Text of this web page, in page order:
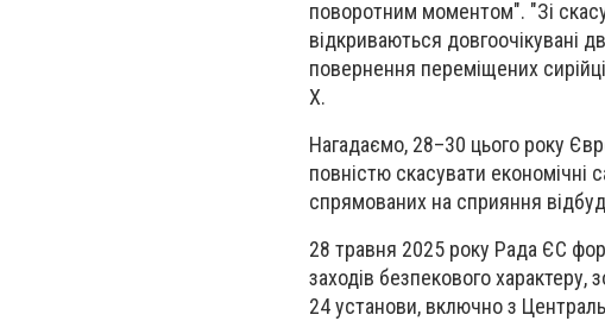
поворотним моментом". "Зі
відкриваються довгоочікувані
повернення переміщених
X.
Нагадаємо, 28–30 цього року
повністю скасувати економічні
спрямованих на сприяння
28 травня 2025 року Рада ЄС
заходів безпекового
24 установи, включно з